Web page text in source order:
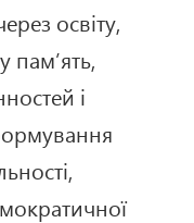
освіту,
пам’ять,
і